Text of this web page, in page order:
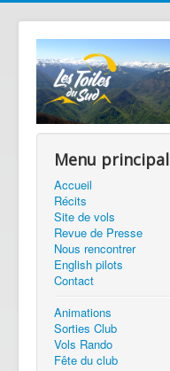
Menu principal
Accueil
Récits
Site de vols
Revue de Presse
Nous rencontrer
English pilots
Contact
Animations
Sorties Club
Vols Rando
Fête du club